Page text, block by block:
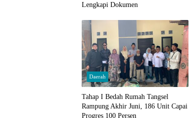
Lengkapi Dokumen
Daerah
Tahap I Bedah Rumah Tangsel
Rampung Akhir Juni, 186 Unit Capai
Progres 100 Persen